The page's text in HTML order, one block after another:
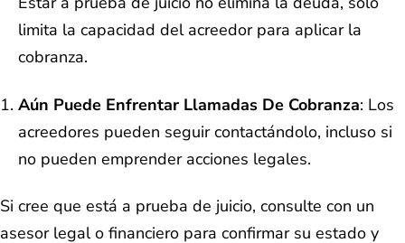
limita la capacidad del acreedor para aplicar la
cobranza.
Aún Puede Enfrentar Llamadas De Cobranza: Los
acreedores pueden seguir contactándolo, incluso si
no pueden emprender acciones legales.
Si cree que está a prueba de juicio, consulte con un
asesor legal o financiero para confirmar su estado y